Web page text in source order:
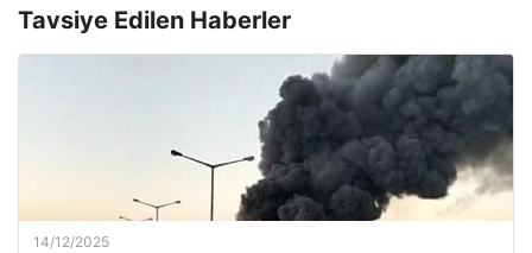
Tavsiye Edilen Haberler
14/12/2025